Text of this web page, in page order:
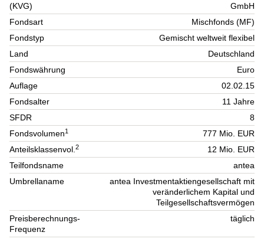
(KVG)
GmbH
Fondsart
Mischfonds (MF)
Fondstyp
Gemischt weltweit flexibel
Land
Deutschland
Fondswährung
Euro
Auflage
02.02.15
Fondsalter
11 Jahre
SFDR
8
Fondsvolumen1
777 Mio. EUR
Anteilsklassenvol.2
12 Mio. EUR
Teilfondsname
antea
Umbrellaname
antea Investmentaktiengesellschaft mit
veränderlichem Kapital und
Teilgesellschaftsvermögen
Preisberechnungs-
Frequenz
täglich